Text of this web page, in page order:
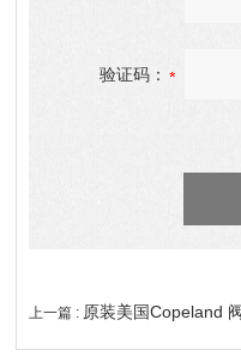
验证码：
上一篇 : 原装美国Copeland